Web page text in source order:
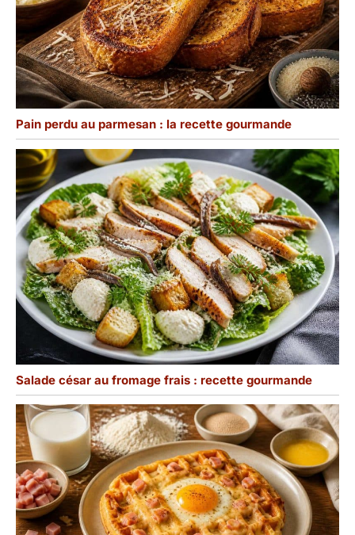
Pain perdu au parmesan : la recette gourmande
Salade césar au fromage frais : recette gourmande